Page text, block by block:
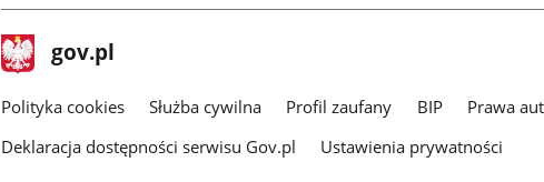
stopka
gov.pl Strona
gov.pl
gov.pl
Polityka cookies Służba cywilna Profil zaufany BIP Prawa
Deklaracja dostępności serwisu Gov.pl
Ustawienia prywatności